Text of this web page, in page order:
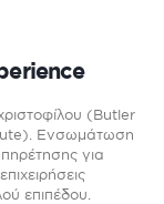
(Butler
Ενσωμάτωση
για
επιπέδου.